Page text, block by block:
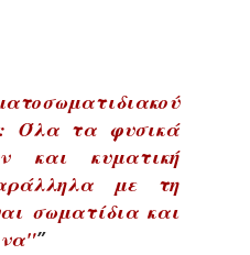
Όλα τα φυσικά
και κυματική
με τη
σωματίδια και